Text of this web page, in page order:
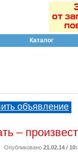
Каталог
объявление
–
Опубликовано 21.02.14 /